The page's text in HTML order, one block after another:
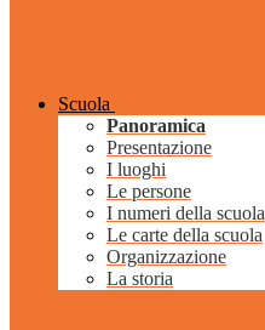
Scuola
Panoramica
Presentazione
I luoghi
Le persone
I numeri della scuola
Le carte della scuola
Organizzazione
La storia